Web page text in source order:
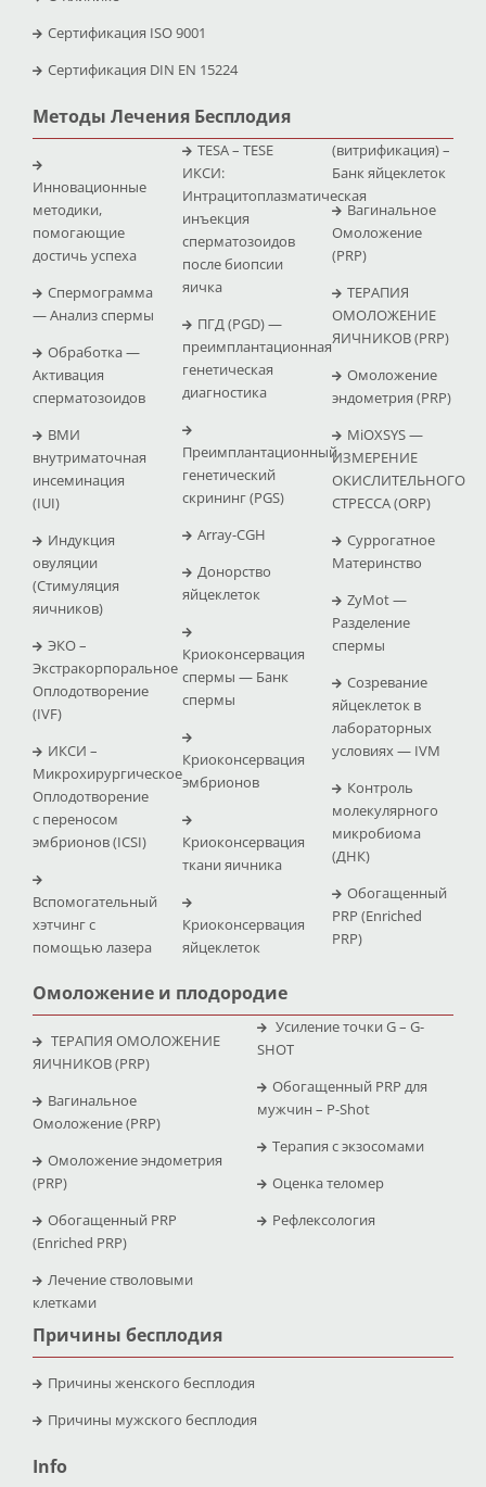
Сертификация ISO 9001
Сертификация DIN EN 15224
Методы Лечения Бесплодия
Инновационные
методики,
помогающие
достичь успеха
Спермограмма
— Анализ спермы
Обработка —
Активация
сперматозоидов
ВМИ
внутриматочная
инсеминация
(IUI)
Индукция
овуляции
(Стимуляция
яичников)
ЭКО –
Экстракорпоральное
Оплодотворение
(IVF)
ИКСИ –
Микрохирургическое
Оплодотворение
с переносом
эмбрионов (ICSI)
Вспомогательный
хэтчинг с
помощью лазера
TESA – TESE
ИКСИ:
Интрацитоплазматическая
инъекция
сперматозоидов
после биопсии
яичка
ПГД (PGD) —
преимплантационная
генетическая
диагностика
Преимплантационный
генетический
скрининг (PGS)
Array-CGH
Донорство
яйцеклеток
Криоконсервация
спермы — Банк
спермы
Криоконсервация
эмбрионов
Криоконсервация
ткани яичника
Криоконсервация
яйцеклеток
(витрификация) –
Банк яйцеклеток
Вагинальное
Омоложение
(PRP)
ТЕРАПИЯ
ОМОЛОЖЕНИЕ
ЯИЧНИКОВ (PRP)
Омоложение
эндометрия (PRP)
MiOXSYS —
ИЗМЕРЕНИЕ
ОКИСЛИТЕЛЬНОГО
СТРЕССА (ΟRP)
Суррогатное
Материнство
ZyMot —
Pазделение
спермы
Созревание
яйцеклеток в
лабораторных
условиях — IVM
Контроль
молекулярного
микробиома
(ДНК)
Обогащенный
PRP (Enriched
PRP)
Омоложение и плодородие
ТЕРАПИЯ ОМОЛОЖЕНИЕ
ЯИЧНИКОВ (PRP)
Вагинальное
Омоложение (PRP)
Омоложение эндометрия
(PRP)
Обогащенный PRP
(Enriched PRP)
Лечение стволовыми
клетками
Усиление точки G – G-
SHOT
Обогащенный PRP для
мужчин – P-Shot
Терапия с экзосомами
Оценка теломер
Рефлексология
Причины бесплодия
Причины женского бесплодия
Причины мужского бесплодия
Info